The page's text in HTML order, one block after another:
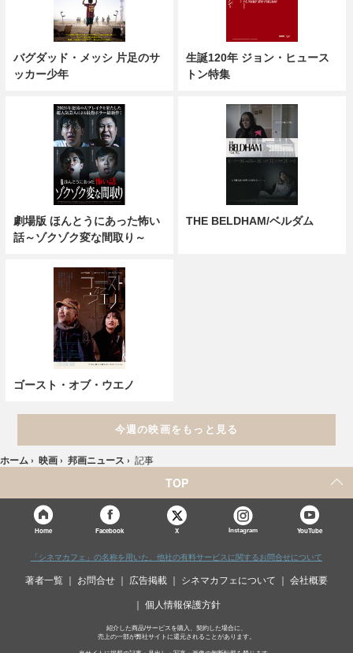
バグダッド・メッシ 片足のサ
ッカー少年
生誕120年 ジョン・ヒュース
トン特集
劇場版 ほんとうにあった怖い
話～ゾクゾク変な間取り～
THE BELDHAM/ベルダム
ゴースト・オブ・ウエノ
今週の映画をもっと見る
ホーム › 映画 › 邦画ニュース › 記事
TOP
Home Facebook X Instagram YouTube
「シネマカフェ」の名称を用いた、他社の有料サービスに関するお問合せについて
著者一覧 お問合せ 広告掲載 シネマカフェについて 会社概要
個人情報保護方針
紹介した商品/サービスを購入、契約した場合に、
売上の一部が弊社サイトに還元されることがあります。